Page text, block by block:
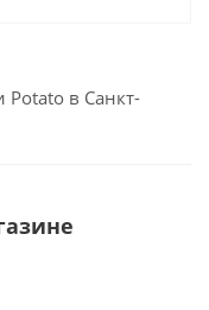
в Санкт-